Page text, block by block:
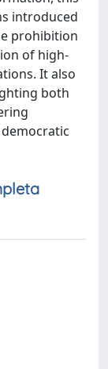
introduced
prohibition
of high-
It also
both